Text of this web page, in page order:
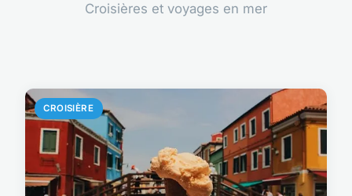
Croisières et voyages en mer
CROISIÈRE